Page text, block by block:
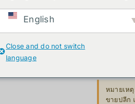
XR
B. Smart
Microsoft Hololens 2
หมายเห
ขายปลีก
English
Close and do not switch
language